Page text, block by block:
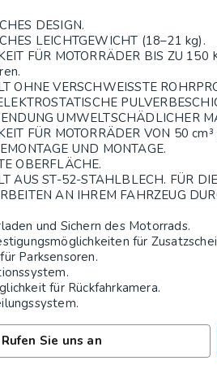
DESIGN.
LEICHTGEWICHT (18–21 kg).
FÜR MOTORRÄDER BIS ZU 150
OHNE VERSCHWEISSTE
UMWELTSCHÄDLICHER
FÜR MOTORRÄDER VON 50
UND MONTAGE.
OBERFLÄCHE.
AUS ST-52-STAHLBLECH. FÜR
AN IHREM FAHRZEUG
und Sichern des Motorrads.
für
Parksensoren.
für Rückfahrkamera.
Rufen Sie uns an